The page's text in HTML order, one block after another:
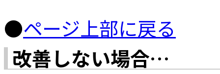
●ページ上部に戻る
改善しない場合…